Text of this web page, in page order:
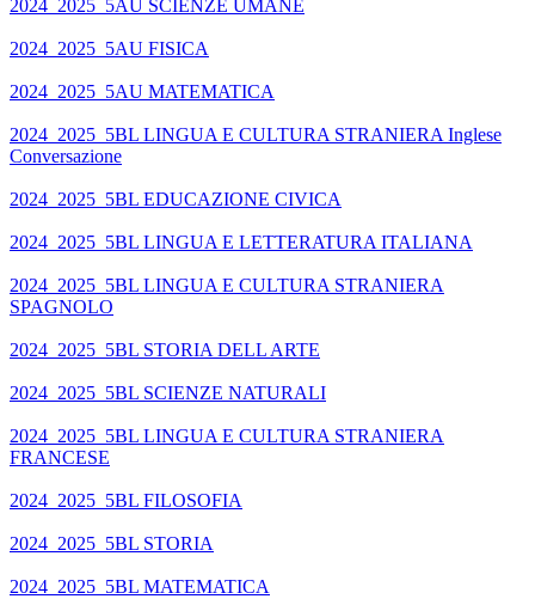
2024_2025_5AU SCIENZE UMANE
2024_2025_5AU FISICA
2024_2025_5AU MATEMATICA
2024_2025_5BL LINGUA E CULTURA STRANIERA Inglese
Conversazione
2024_2025_5BL EDUCAZIONE CIVICA
2024_2025_5BL LINGUA E LETTERATURA ITALIANA
2024_2025_5BL LINGUA E CULTURA STRANIERA
SPAGNOLO
2024_2025_5BL STORIA DELL ARTE
2024_2025_5BL SCIENZE NATURALI
2024_2025_5BL LINGUA E CULTURA STRANIERA
FRANCESE
2024_2025_5BL FILOSOFIA
2024_2025_5BL STORIA
2024_2025_5BL MATEMATICA